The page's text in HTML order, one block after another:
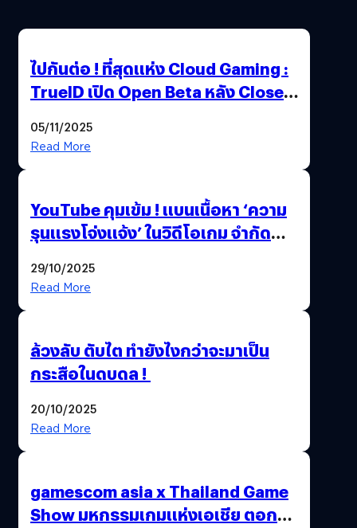
ไปกันต่อ ! ที่สุดแห่ง Cloud Gaming :
TrueID เปิด Open Beta หลัง Close
Thailand Game Show 2025 ทะลุ 15
05/11/2025
Read More
YouTube คุมเข้ม ! แบนเนื้อหา ‘ความ
รุนแรงโจ่งแจ้ง’ ในวิดีโอเกม จำกัด
29/10/2025
Read More
ล้วงลับ ตับไต ทำยังไงกว่าจะมาเป็น
กระสือในดบดล !
20/10/2025
Read More
gamescom asia x Thailand Game
Show มหกรรมเกมแห่งเอเชีย ตอกย้ำ